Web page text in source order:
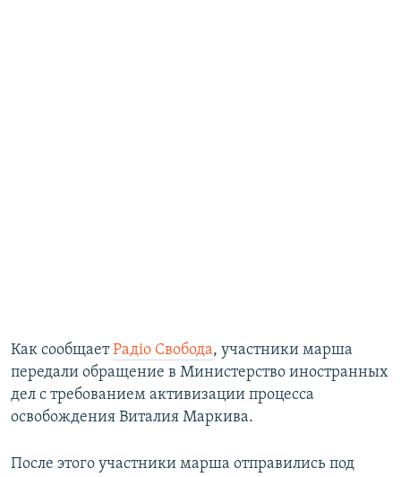
Как сообщаетРадіо Свобода, участники марша
передали обращение в Министерство иностранных
дел с требованием активизации процесса
освобождения Виталия Маркива.
После этого участники марша отправились под